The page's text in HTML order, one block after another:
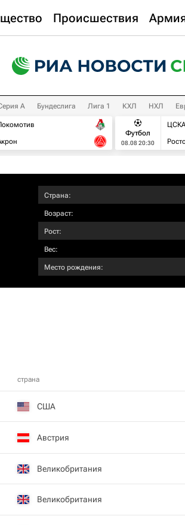
Происшествия
А Бундеслига Лига 1 КХЛ НХЛ
Футбол
08.08 20:30
ЦСКА
Страна:
Возраст:
Рост:
Вес:
Место рождения:
страна
США
Австрия
Великобритания
Великобритания